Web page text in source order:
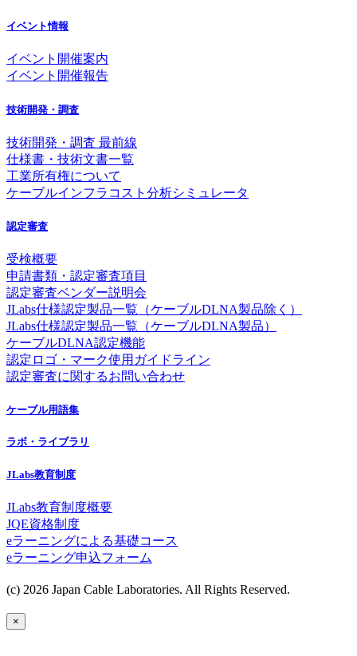
イベント情報
イベント開催案内
イベント開催報告
技術開発・調査
技術開発・調査 最前線
仕様書・技術文書一覧
工業所有権について
ケーブルインフラコスト分析シミュレータ
認定審査
受検概要
申請書類・認定審査項目
認定審査ベンダー説明会
JLabs仕様認定製品一覧（ケーブルDLNA製品除く）
JLabs仕様認定製品一覧（ケーブルDLNA製品）
ケーブルDLNA認定機能
認定ロゴ・マーク使用ガイドライン
認定審査に関するお問い合わせ
ケーブル用語集
ラボ・ライブラリ
JLabs教育制度
JLabs教育制度概要
JQE資格制度
eラーニングによる基礎コース
eラーニング申込フォーム
(c) 2026 Japan Cable Laboratories. All Rights Reserved.
×